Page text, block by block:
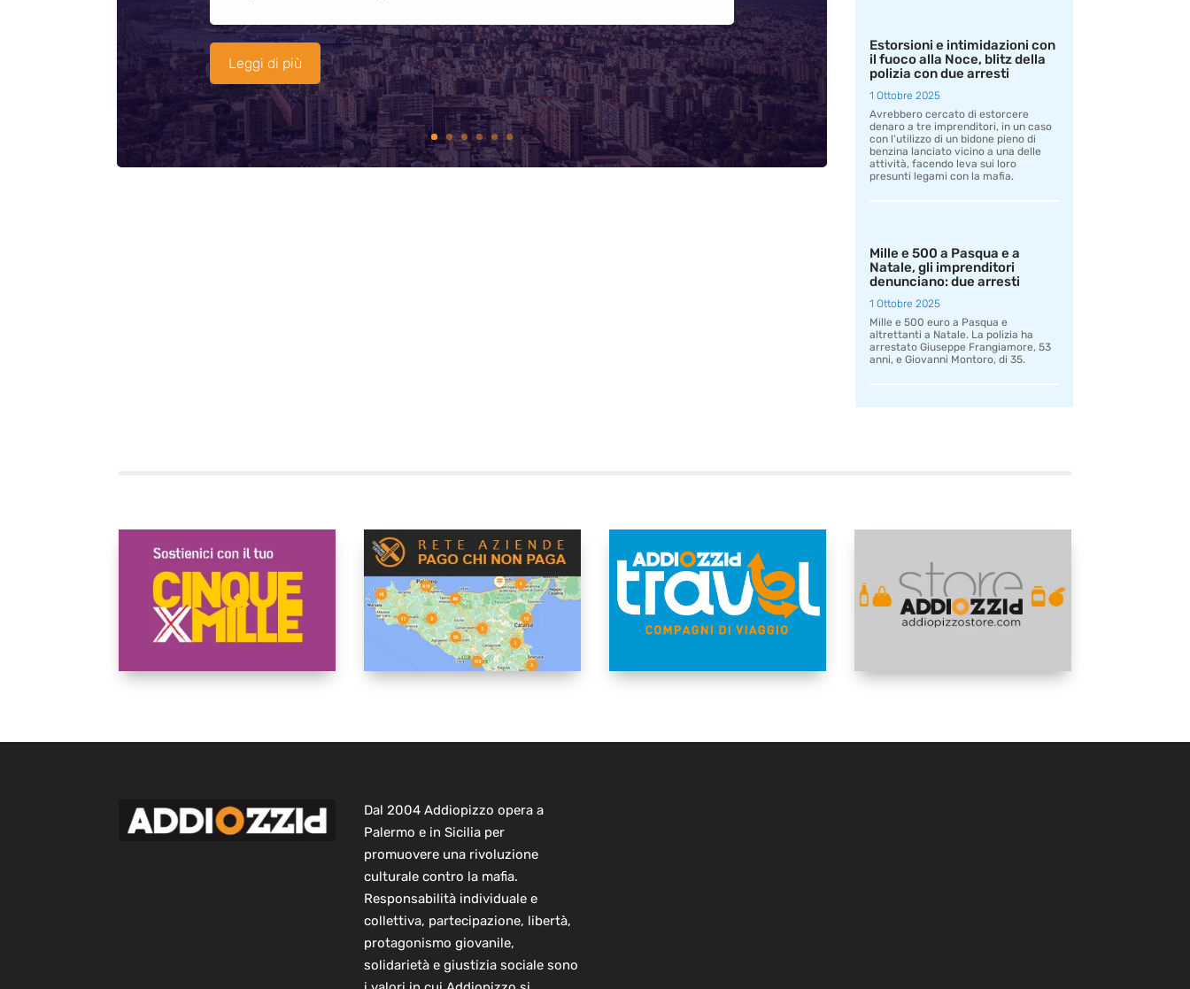
Leggi di più
Estorsioni e intimidazioni con
il fuoco alla Noce, blitz della
polizia con due arresti
1 Ottobre 2025
Avrebbero cercato di estorcere
denaro a tre imprenditori, in un caso
con l’utilizzo di un bidone pieno di
benzina lanciato vicino a una delle
attività, facendo leva sui loro
presunti legami con la mafia.
Mille e 500 a Pasqua e a
Natale, gli imprenditori
denunciano: due arresti
1 Ottobre 2025
Mille e 500 euro a Pasqua e
altrettanti a Natale. La polizia ha
arrestato Giuseppe Frangiamore, 53
anni, e Giovanni Montoro, di 35.
Dal 2004 Addiopizzo opera a
Palermo e in Sicilia per
promuovere una rivoluzione
culturale contro la mafia.
Responsabilità individuale e
collettiva, partecipazione, libertà,
protagonismo giovanile,
solidarietà e giustizia sociale sono